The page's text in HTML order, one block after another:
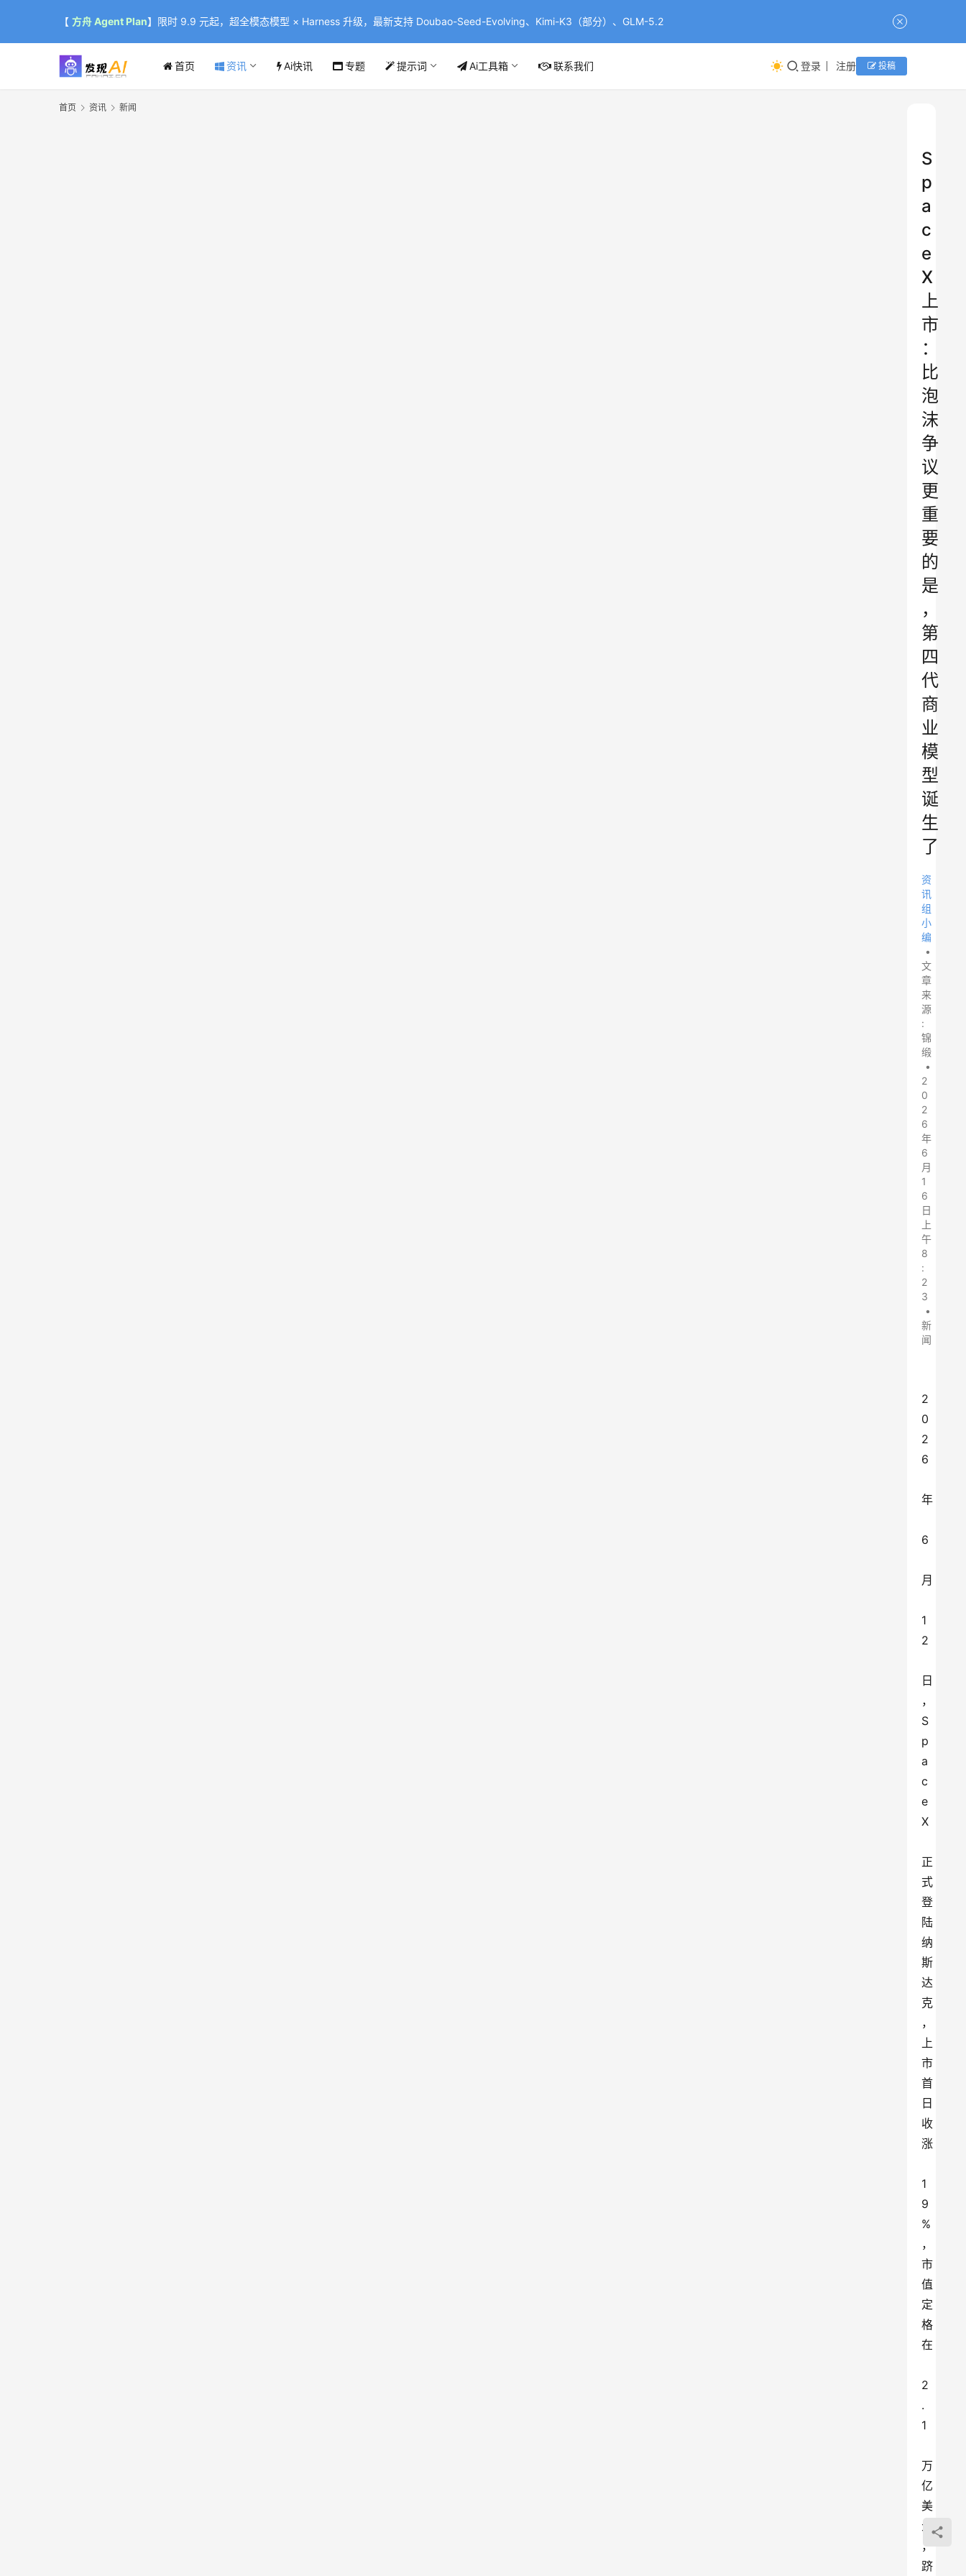
【 方舟 Agent Plan】限时 9.9 元起，超全模态模型 × Harness 升级，最新支持 Doubao-Seed-Evolving、Kimi-K3（部分）、GLM-5.2
首页 资讯 Ai快讯 专题 提示词 Ai工具箱 联系我们 登录 注册 投稿
首页 资讯 新闻
S
p
a
c
e
X
上
市
：
比
泡
沫
争
议
更
重
要
的
是
，
第
四
代
商
业
模
型
诞
生
了
资
讯
组
小
编
•
文
章
来
源
:
锦
缎
•
2
0
2
6
年
6
月
1
6
日
上
午
8
:
2
3
•
新
闻
2
0
2
6
年
6
月
1
2
日
，
S
p
a
c
e
X
正
式
登
陆
纳
斯
达
克
，
上
市
首
日
收
涨
1
9
%
，
市
值
定
格
在
2
.
1
万
亿
美
元
，
跻